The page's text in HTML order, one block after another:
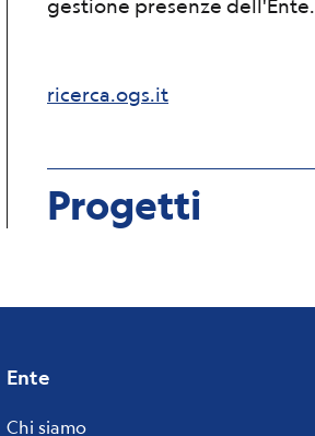
gestione presenze dell'Ente.
ricerca.ogs.it
Progetti
Footer
Ente
Chi siamo